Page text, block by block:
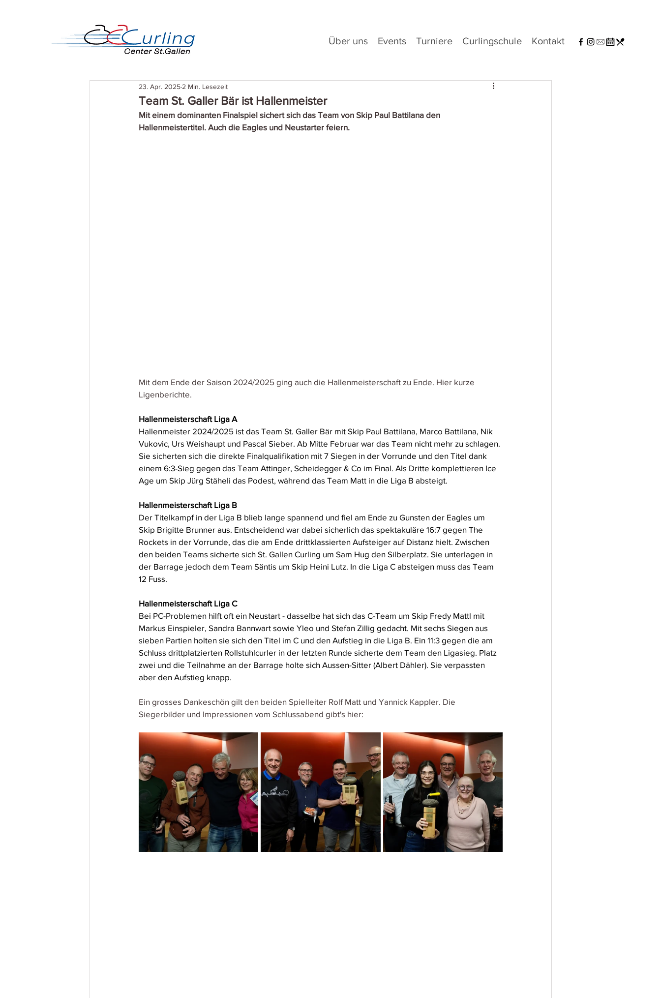
Über uns Events Turniere Curlingschule Kontakt
Team St. Galler Bär ist Hallenmeister
23. Apr. 2025 2 Min. Lesezeit
Mit einem dominanten Finalspiel sichert sich das Team von Skip Paul Battilana den
Hallenmeistertitel. Auch die Eagles und Neustarter feiern.
Mit dem Ende der Saison 2024/2025 ging auch die Hallenmeisterschaft zu Ende. Hier kurze
Ligenberichte.
Hallenmeisterschaft Liga A
Hallenmeister 2024/2025 ist das Team St. Galler Bär mit Skip Paul Battilana, Marco Battilana, Nik
Vukovic, Urs Weishaupt und Pascal Sieber. Ab Mitte Februar war das Team nicht mehr zu schlagen.
Sie sicherten sich die direkte Finalqualifikation mit 7 Siegen in der Vorrunde und den Titel dank
einem 6:3-Sieg gegen das Team Attinger, Scheidegger & Co im Final. Als Dritte komplettieren Ice
Age um Skip Jürg Stäheli das Podest, während das Team Matt in die Liga B absteigt.
Hallenmeisterschaft Liga B
Der Titelkampf in der Liga B blieb lange spannend und fiel am Ende zu Gunsten der Eagles um
Skip Brigitte Brunner aus. Entscheidend war dabei sicherlich das spektakuläre 16:7 gegen The
Rockets in der Vorrunde, das die am Ende drittklassierten Aufsteiger auf Distanz hielt. Zwischen
den beiden Teams sicherte sich St. Gallen Curling um Sam Hug den Silberplatz. Sie unterlagen in
der Barrage jedoch dem Team Säntis um Skip Heini Lutz. In die Liga C absteigen muss das Team
12 Fuss.
Hallenmeisterschaft Liga C
Bei PC-Problemen hilft oft ein Neustart - dasselbe hat sich das C-Team um Skip Fredy Mattl mit
Markus Einspieler, Sandra Bannwart sowie Yleo und Stefan Zillig gedacht. Mit sechs Siegen aus
sieben Partien holten sie sich den Titel im C und den Aufstieg in die Liga B. Ein 11:3 gegen die am
Schluss drittplatzierten Rollstuhlcurler in der letzten Runde sicherte dem Team den Ligasieg. Platz
zwei und die Teilnahme an der Barrage holte sich Aussen-Sitter (Albert Dähler). Sie verpassten
aber den Aufstieg knapp.
Ein grosses Dankeschön gilt den beiden Spielleiter Rolf Matt und Yannick Kappler. Die
Siegerbilder und Impressionen vom Schlussabend gibt's hier: